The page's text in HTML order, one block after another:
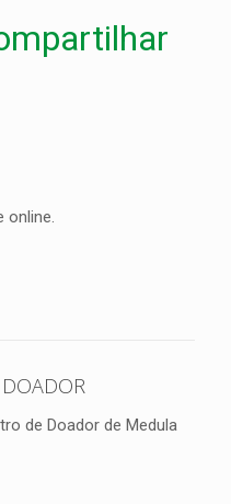
online.
de Doador de Medula